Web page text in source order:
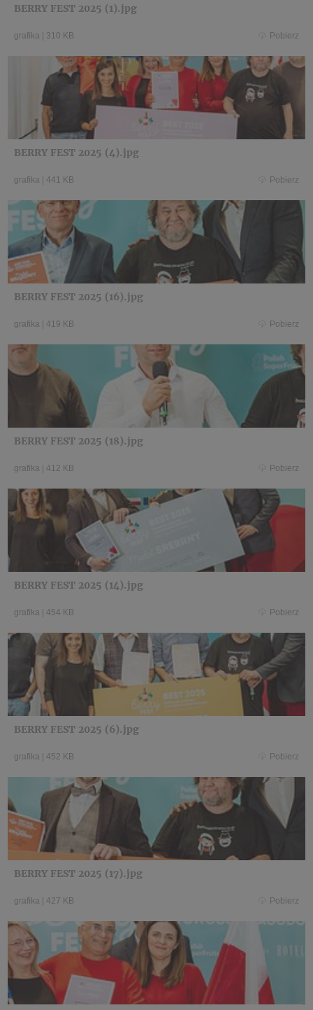
BERRY FEST 2025 (1).jpg
grafika 310 KB Pobierz
BERRY FEST 2025 (4).jpg
grafika 441 KB Pobierz
BERRY FEST 2025 (16).jpg
grafika 419 KB Pobierz
BERRY FEST 2025 (18).jpg
grafika 412 KB Pobierz
BERRY FEST 2025 (14).jpg
grafika 454 KB Pobierz
BERRY FEST 2025 (6).jpg
grafika 452 KB Pobierz
BERRY FEST 2025 (17).jpg
grafika 427 KB Pobierz